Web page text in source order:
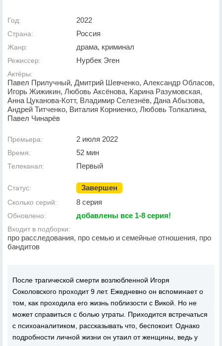
Год: 2022
Страна: Россия
Жанр: драма, криминал
Режиссер: Нурбек Эген
Актёры:
Павел Прилучный, Дмитрий Шевченко, Александр Обласов,
Игорь Жижикин, Любовь Аксёнова, Карина Разумовская,
Анна Цуканова-Котт, Владимир Селезнёв, Дана Абызова,
Андрей Титченко, Виталия Корниенко, Любовь Толкалина,
Павел Чинарёв
Премьера: 2 июля 2022
Время: 52 мин
Телеканал: Первый
Статус: Завершен
Сколько серий: 8 серия
Обновлено: добавлены все 1-8 серия!
Входит в подборки:
про расследования, про семью и семейные отношения, про
бандитов
После трагической смерти возлюбленной Игоря
Соколовского проходит 9 лет. Ежедневно он вспоминает о
том, как проходила его жизнь поблизости с Викой. Но не
может справиться с болью утраты. Приходится встречаться
с психоаналитиком, рассказывать что, беспокоит. Однако
подробности личной жизни он утаил от женщины, ведь у